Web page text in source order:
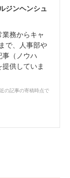
ジンヘンシュ
務からキャ
で、人事部や
事（ノウハ
供していま
の記事の寄稿時点で